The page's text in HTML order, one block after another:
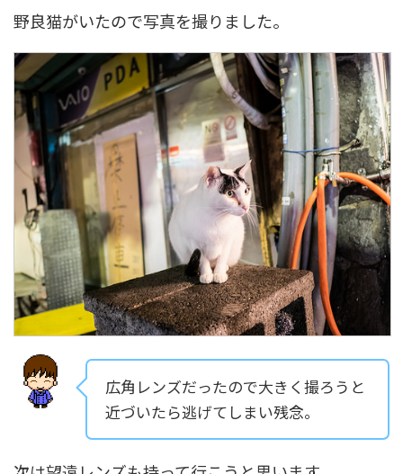
野良猫がいたので写真を撮りました。
広角レンズだったので大きく撮ろうと
近づいたら逃げてしまい残念。